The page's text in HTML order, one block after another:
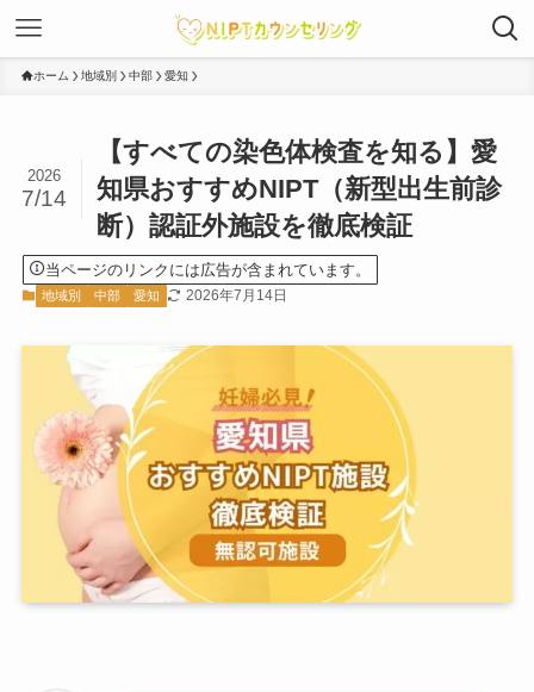
ホーム 地域別 中部 愛知
【すべての染色体検査を知る】愛
知県おすすめNIPT（新型出生前診
断）認証外施設を徹底検証
2026
7/14
当ページのリンクには広告が含まれています。
地域別 中部 愛知 2026年7月14日